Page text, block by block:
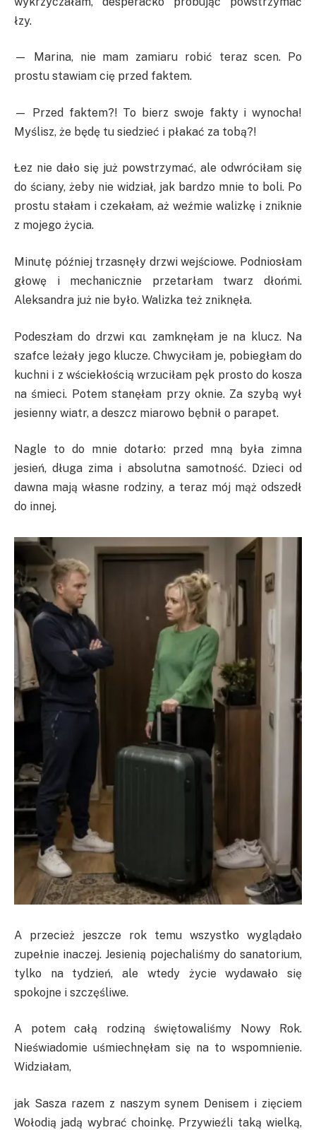
łzy.
— Marina, nie mam zamiaru robić teraz scen. Po
prostu stawiam cię przed faktem.
— Przed faktem?! To bierz swoje fakty i wynocha!
Myślisz, że będę tu siedzieć i płakać za tobą?!
Łez nie dało się już powstrzymać, ale odwróciłam się
do ściany, żeby nie widział, jak bardzo mnie to boli. Po
prostu stałam i czekałam, aż weźmie walizkę i zniknie
z mojego życia.
Minutę później trzasnęły drzwi wejściowe. Podniosłam
głowę i mechanicznie przetarłam twarz dłońmi.
Aleksandra już nie było. Walizka też zniknęła.
Podeszłam do drzwi και zamknęłam je na klucz. Na
szafce leżały jego klucze. Chwyciłam je, pobiegłam do
kuchni i z wściekłością wrzuciłam pęk prosto do kosza
na śmieci. Potem stanęłam przy oknie. Za szybą wył
jesienny wiatr, a deszcz miarowo bębnił o parapet.
Nagle to do mnie dotarło: przed mną była zimna
jesień, długa zima i absolutna samotność. Dzieci od
dawna mają własne rodziny, a teraz mój mąż odszedł
do innej.
A przecież jeszcze rok temu wszystko wyglądało
zupełnie inaczej. Jesienią pojechaliśmy do sanatorium,
tylko na tydzień, ale wtedy życie wydawało się
spokojne i szczęśliwe.
A potem całą rodziną świętowaliśmy Nowy Rok.
Nieświadomie uśmiechnęłam się na to wspomnienie.
Widziałam,
jak Sasza razem z naszym synem Denisem i zięciem
Wołodią jadą wybrać choinkę. Przywieźli taką wielką,